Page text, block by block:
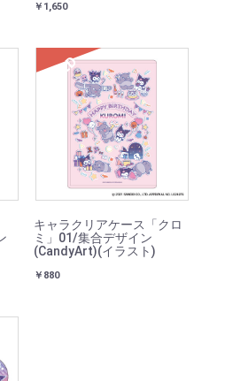
￥1,650
SOLD
キャラクリアケース「クロ
ミ」01/集合デザイン
(CandyArt)(イラスト)
￥880